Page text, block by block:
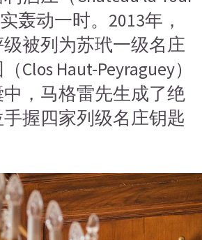
轰动一时。2013年，
级被列为苏玳一级名庄
Clos Haut-Peyraguey）
，马格雷先生成了绝
握四家列级名庄钥匙